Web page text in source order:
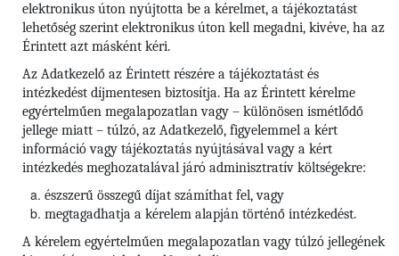
elektronikus úton nyújtotta be a kérelmet, a tájékoztatást
lehetőség szerint elektronikus úton kell megadni, kivéve, ha az
Érintett azt másként kéri.
Az Adatkezelő az Érintett részére a tájékoztatást és
intézkedést díjmentesen biztosítja. Ha az Érintett kérelme
egyértelműen megalapozatlan vagy – különösen ismétlődő
jellege miatt – túlzó, az Adatkezelő, figyelemmel a kért
információ vagy tájékoztatás nyújtásával vagy a kért
intézkedés meghozatalával járó adminisztratív költségekre:
észszerű összegű díjat számíthat fel, vagy
megtagadhatja a kérelem alapján történő intézkedést.
A kérelem egyértelműen megalapozatlan vagy túlzó jellegének